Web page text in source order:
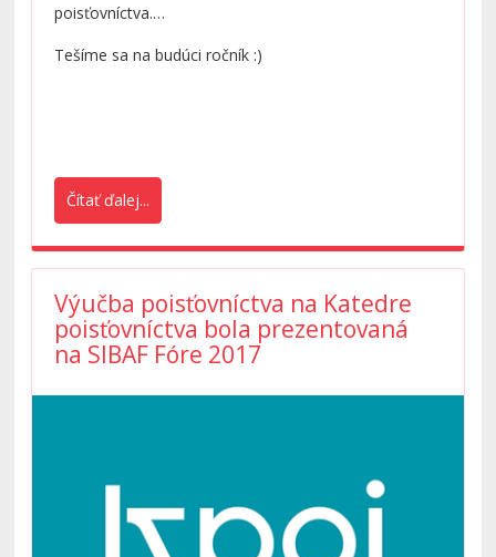
poisťovníctva.
Tešíme sa na budúci ročník :)
Čítať ďalej...
Výučba poisťovníctva na Katedre
poisťovníctva bola prezentovaná
na SIBAF Fóre 2017